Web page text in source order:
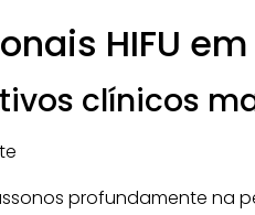
HIFU
clínicos
profundamente